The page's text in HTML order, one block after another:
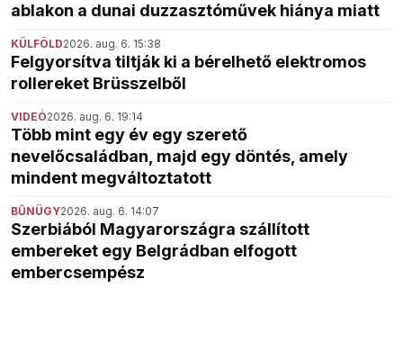
ablakon a dunai duzzasztóművek hiánya miatt
KÜLFÖLD2026. aug. 6. 15:38
Felgyorsítva tiltják ki a bérelhető elektromos
rollereket Brüsszelből
VIDEÓ2026. aug. 6. 19:14
Több mint egy év egy szerető
nevelőcsaládban, majd egy döntés, amely
mindent megváltoztatott
BŰNÜGY2026. aug. 6. 14:07
Szerbiából Magyarországra szállított
embereket egy Belgrádban elfogott
embercsempész